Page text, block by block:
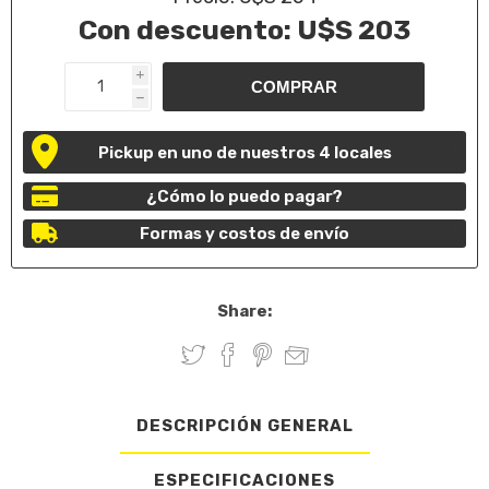
Con descuento: U$S 203
i
h
Pickup en uno de nuestros 4 locales
¿Cómo lo puedo pagar?
Formas y costos de envío
Share:
DESCRIPCIÓN GENERAL
ESPECIFICACIONES